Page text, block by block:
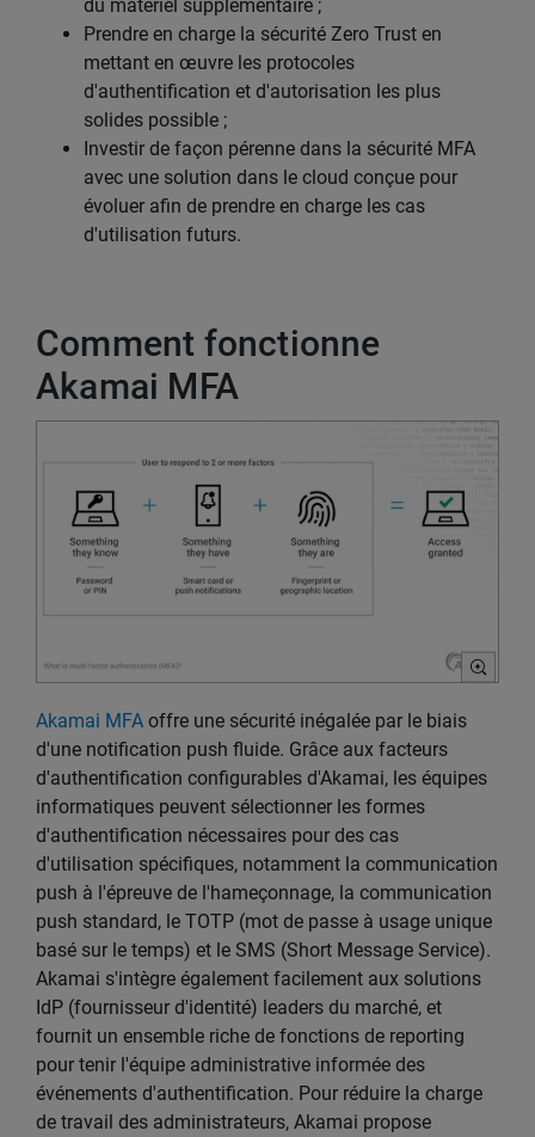
du matériel supplémentaire ;
Prendre en charge la sécurité Zero Trust en
mettant en œuvre les protocoles
d'authentification et d'autorisation les plus
solides possible ;
Investir de façon pérenne dans la sécurité MFA
avec une solution dans le cloud conçue pour
évoluer afin de prendre en charge les cas
d'utilisation futurs.
Comment fonctionne
Akamai MFA
Akamai MFA offre une sécurité inégalée par le biais
d'une notification push fluide. Grâce aux facteurs
d'authentification configurables d'Akamai, les équipes
informatiques peuvent sélectionner les formes
d'authentification nécessaires pour des cas
d'utilisation spécifiques, notamment la communication
push à l'épreuve de l'hameçonnage, la communication
push standard, le TOTP (mot de passe à usage unique
basé sur le temps) et le SMS (Short Message Service).
Akamai s'intègre également facilement aux solutions
IdP (fournisseur d'identité) leaders du marché, et
fournit un ensemble riche de fonctions de reporting
pour tenir l'équipe administrative informée des
événements d'authentification. Pour réduire la charge
de travail des administrateurs, Akamai propose